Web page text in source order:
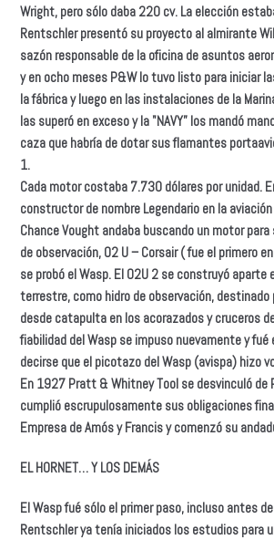
Wright, pero sólo daba 220 cv. La elección
Rentschler presentó su proyecto al almirante
sazón responsable de Ia oficina de asuntos
y en ocho meses P&W lo tuvo listo para iniciar
la fábrica y luego en las instalaciones de la
las superó en exceso y la "NAVY” los mandó
caza que habría de dotar sus flamantes
1.
Cada motor costaba 7.730 dólares por unidad.
constructor de nombre Legendario en Ia
Chance Vought andaba buscando un motor
de observación, O2 U – Corsair ( fue el primero
se probó el Wasp. El O2U 2 se construyó aparte
terrestre, como hidro de observación, destinado
desde catapulta en los acorazados y cruceros
fiabilidad del Wasp se impuso nuevamente y fué
decirse que el picotazo del Wasp (avispa) hizo
En 1927 Pratt & Whitney Tool se desvinculó de
cumplió escrupulosamente sus obligaciones
Empresa de Amós y Francis y comenzó su
EL HORNET… Y LOS DEMÁS
El Wasp fué sólo el primer paso, incluso antes
Rentschler ya tenía iniciados los estudios para